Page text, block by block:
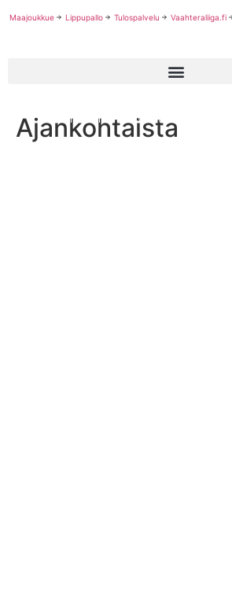
Maajoukkue Lippupallo Tulospalvelu Vaahteraliiga.fi
Ajankohtaista
Suomi otti tärkeän voiton Saksasta